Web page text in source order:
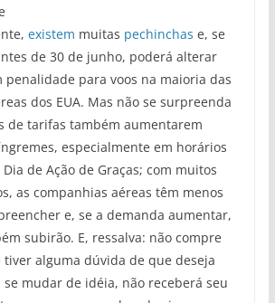
existem muitas pechinchas e, se
de 30 de junho, poderá alterar
penalidade para voos na maioria das
dos EUA. Mas não se surpreenda
de tarifas também aumentarem
especialmente em horários
de Ação de Graças; com muitos
as companhias aéreas têm menos
e, se a demanda aumentar,
subirão. E, ressalva: não compre
tiver alguma dúvida de que deseja
mudar de idéia, não receberá seu